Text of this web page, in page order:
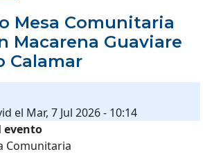
Mesa Comunitaria
Macarena Guaviare
Calamar
el Mar, 7 Jul 2026 - 10:14
evento
Comunitaria